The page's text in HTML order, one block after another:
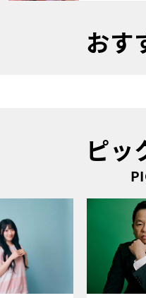
おす
ピッ